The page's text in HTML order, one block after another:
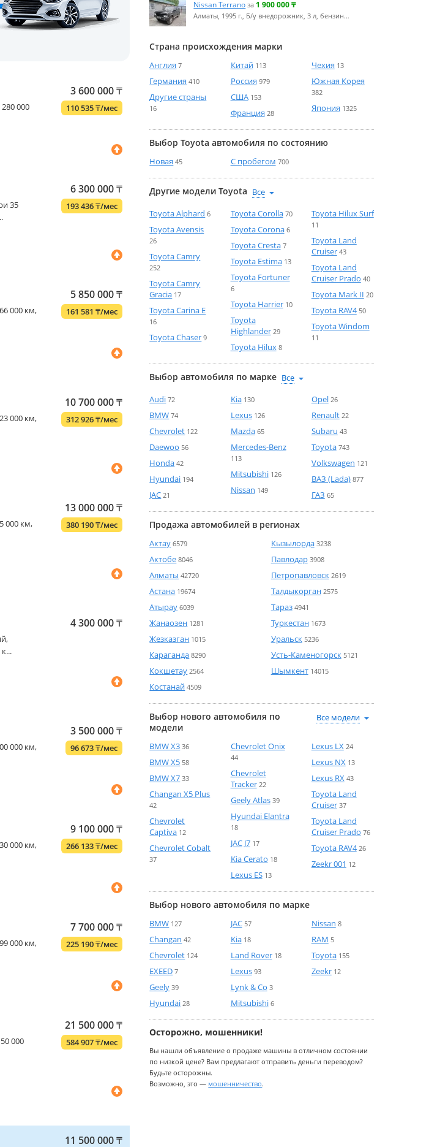
3 600 000₸
000
110 535₸/мес
6 300 000₸
35
193 436₸/мес
5 850 000₸
000 км,
161 581₸/мес
10 700 000₸
000 км,
312 926₸/мес
13 000 000₸
000 км,
380 190₸/мес
4 300 000₸
3 500 000₸
000 км,
96 673₸/мес
9 100 000₸
000 км,
266 133₸/мес
7 700 000₸
000 км,
225 190₸/мес
21 500 000₸
000
584 907₸/мес
11 500 000₸
Nissan Terrano за 1 900 000₸
Алматы, 1995 г., Б/у внедорожник, 3 л, бензин…
Страна происхождения марки
Англия 7
Германия 410
Другие страны
16
Китай 113
Россия 979
США 153
Франция 28
Чехия 13
Южная Корея
382
Япония 1325
Выбор Toyota автомобиля по состоянию
Новая 45 С пробегом 700
Другие модели Toyota
Toyota Alphard 6
Toyota Avensis
26
Toyota Camry
252
Toyota Camry
Gracia 17
Toyota Carina E
16
Toyota Chaser 9
Toyota Corolla 70
Toyota Corona 6
Toyota Cresta 7
Toyota Estima 13
Toyota Fortuner
6
Toyota Harrier 10
Toyota
Highlander 29
Toyota Hilux 8
Toyota Hilux Surf
11
Toyota Land
Cruiser 43
Toyota Land
Cruiser Prado 40
Toyota Mark II 20
Toyota RAV4 50
Toyota Windom
11
Выбор автомобиля по марке
Audi 72
BMW 74
Chevrolet 122
Daewoo 56
Honda 42
Hyundai 194
JAC 21
Kia 130
Lexus 126
Mazda 65
Mercedes-Benz
113
Mitsubishi 126
Nissan 149
Opel 26
Renault 22
Subaru 43
Toyota 743
Volkswagen 121
ВАЗ (Lada) 877
ГАЗ 65
Продажа автомобилей в регионах
Актау 6579
Актобе 8046
Алматы 42720
Астана 19674
Атырау 6039
Жанаозен 1281
Жезказган 1015
Караганда 8290
Кокшетау 2564
Костанай 4509
Кызылорда 3238
Павлодар 3908
Петропавловск 2619
Талдыкорган 2575
Тараз 4941
Туркестан 1673
Уральск 5236
Усть-Каменогорск 5121
Шымкент 14015
Выбор нового автомобиля по
модели
BMW X3 36
BMW X5 58
BMW X7 33
Changan X5 Plus
42
Chevrolet
Captiva 12
Chevrolet Cobalt
37
Chevrolet Onix
44
Chevrolet
Tracker 22
Geely Atlas 39
Hyundai Elantra
18
JAC J7 17
Kia Cerato 18
Lexus ES 13
Lexus LX 24
Lexus NX 13
Lexus RX 43
Toyota Land
Cruiser 37
Toyota Land
Cruiser Prado 76
Toyota RAV4 26
Zeekr 001 12
Выбор нового автомобиля по марке
BMW 127
Changan 42
Chevrolet 124
EXEED 7
Geely 39
Hyundai 28
JAC 57
Kia 18
Land Rover 18
Lexus 93
Lynk & Co 3
Mitsubishi 6
Nissan 8
RAM 5
Toyota 155
Zeekr 12
Осторожно, мошенники!
Вы нашли объявление о продаже машины в отличном состоянии
по низкой цене? Вам предлагают отправить деньги переводом?
Будьте осторожны.
Возможно, это — мошенничество.